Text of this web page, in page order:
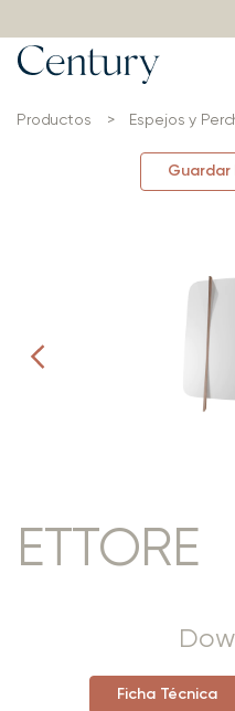
Productos > Espejos y
Guardar
ETTORE
Ficha Técnica